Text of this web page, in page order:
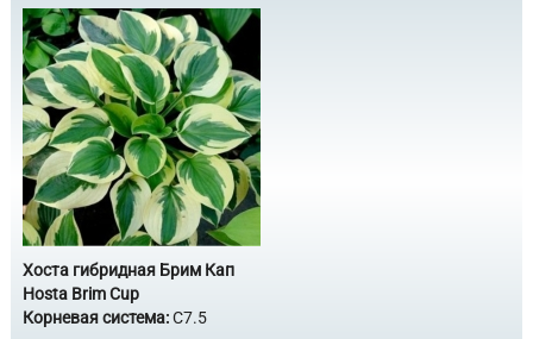
Хоста гибридная Брим Кап
Hosta Brim Cup
Корневая система:С7.5